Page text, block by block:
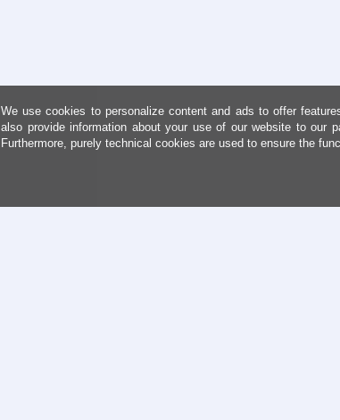
We use cookies to personalize content and ads to offer
also provide information about your use of our website to our
Furthermore, purely technical cookies are used to ensure the